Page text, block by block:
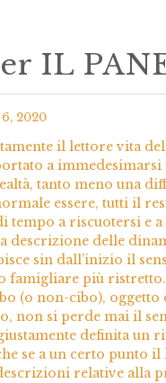
IL
2020
il lettore vita
a
tanto meno una
essere, tutti il
tempo a riscuotersi e
descrizione delle
sin dall’inizio il
famigliare più ristretto.
(o non-cibo),
non si perde mai il
definita
se a un certo punto
relative alla